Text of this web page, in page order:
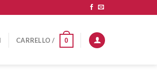
CARRELLO / 0